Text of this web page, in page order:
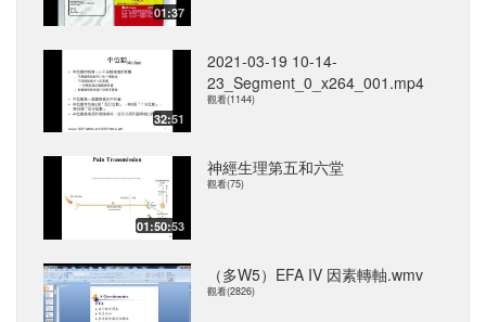
01:37
32:51
2021-03-19 10-14-
23_Segment_0_x264_001.mp4
觀看(1144)
01:50:53
神經生理第五和六堂
觀看(75)
（多W5）EFA IV 因素轉軸.wmv
觀看(2826)